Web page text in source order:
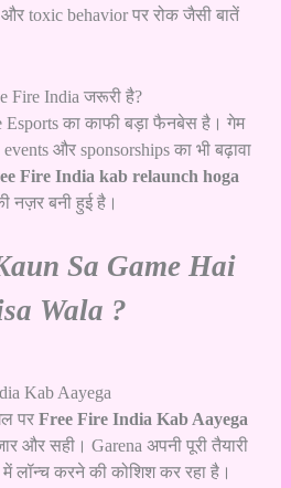
toxic behavior पर रोक जैसी बातें
Fire India जरूरी है?
Esports का काफी बड़ा फैनबेस है। गेम
और sponsorships का भी बढ़ावा
Fire India kab relaunch hoga
नज़र बनी हुई है।
Sa Game Hai
Wala ?
Kab Aayega
पर Free Fire India Kab Aayega
और सही। Garena अपनी पूरी तैयारी
में लॉन्च करने की कोशिश कर रहा है।